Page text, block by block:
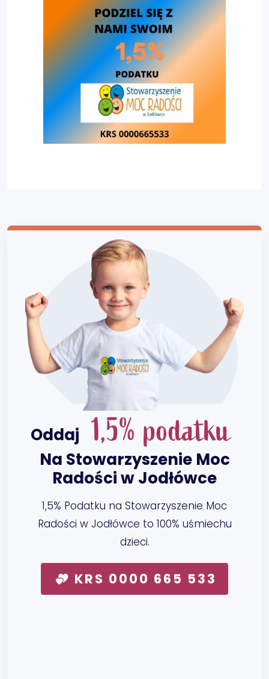
Oddaj 1,5% podatku
Na Stowarzyszenie Moc
Radości w Jodłówce
1,5% Podatku na Stowarzyszenie Moc
Radości w Jodłówce to 100% uśmiechu
dzieci.
KRS 0000 665 533